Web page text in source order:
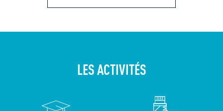
LES ACTIVITÉS